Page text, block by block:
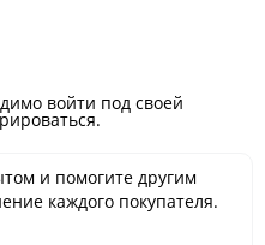
войти под своей
и помогите другим
каждого покупателя.